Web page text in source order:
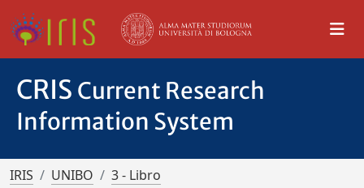
CRIS Current Research
Information System
IRIS UNIBO
3 - Libro